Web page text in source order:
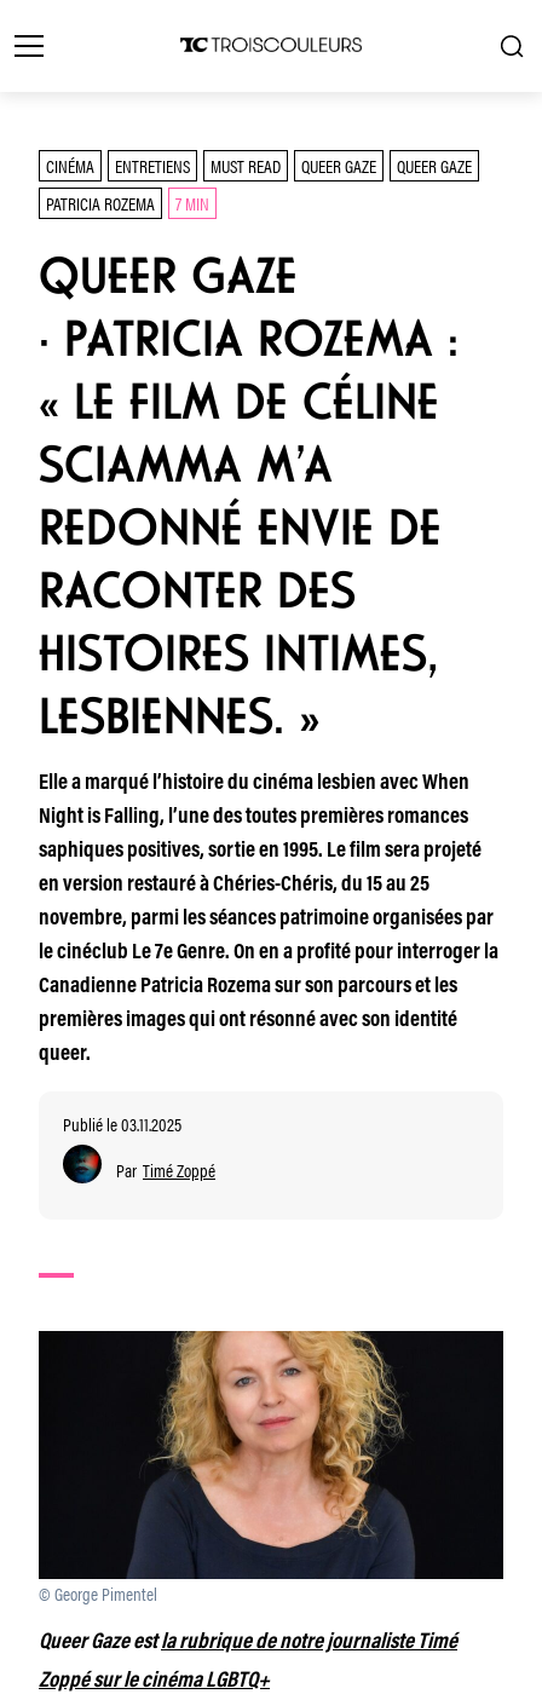
CINÉMA ENTRETIENS MUST READ QUEER GAZE
QUEER GAZE
PATRICIA ROZEMA
7 MIN
QUEER GAZE
· PATRICIA ROZEMA :
« LE FILM DE CÉLINE
SCIAMMA M’A
REDONNÉ ENVIE DE
RACONTER DES
HISTOIRES INTIMES,
LESBIENNES. »
Elle a marqué l’histoire du cinéma lesbien avec When
Night is Falling, l’une des toutes premières romances
saphiques positives, sortie en 1995. Le film sera projeté
en version restauré à Chéries-Chéris, du 15 au 25
novembre, parmi les séances patrimoine organisées par
le cinéclub Le 7e Genre. On en a profité pour interroger la
Canadienne Patricia Rozema sur son parcours et les
premières images qui ont résonné avec son identité
queer.
Publié le 03.11.2025
Par Timé Zoppé
© George Pimentel
Queer Gaze estla rubrique de notre journaliste Timé
Zoppé sur le cinéma LGBTQ+